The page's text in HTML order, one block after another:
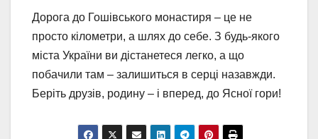
Дорога до Гошівського монастиря – це не
просто кілометри, а шлях до себе. З будь-якого
міста України ви дістанетеся легко, а що
побачили там – залишиться в серці назавжди.
Беріть друзів, родину – і вперед, до Ясної гори!